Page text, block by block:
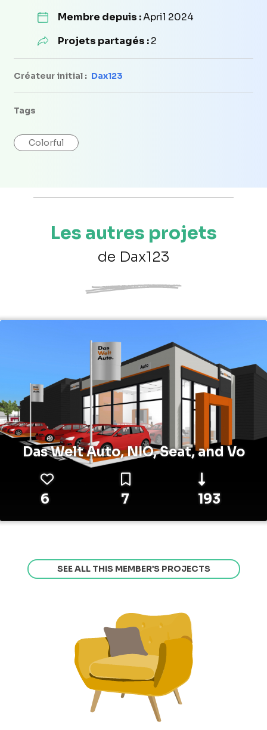
Membre depuis :April 2024
Projets partagés :2
Créateur initial : Dax123
Tags
Colorful
Les autres projets
de Dax123
Das Welt Auto, NIO, Seat, and Vo
6 7 193
SEE ALL THIS MEMBER’S PROJECTS